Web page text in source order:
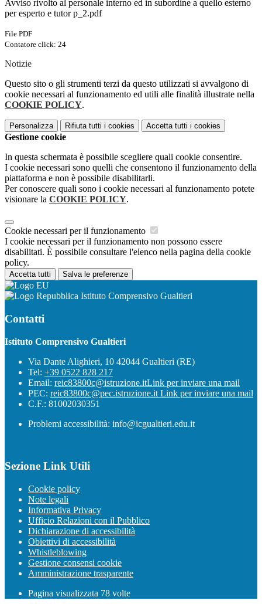
Avviso rivolto al personale interno ed in subordine a quello esterno
per esperto e tutor p_2.pdf
File PDF
Contatore click: 24
Notizie
Questo sito o gli strumenti terzi da questo utilizzati si avvalgono di
cookie necessari al funzionamento ed utili alle finalità illustrate nella
COOKIE POLICY.
Personalizza Rifiuta tutti i cookies Accetta tutti i cookies
Gestione cookie
In questa schermata è possibile scegliere quali cookie consentire.
I cookie necessari sono quelli che consentono il funzionamento della
piattaforma e non è possibile disabilitarli.
Per conoscere quali sono i cookie necessari al funzionamento potete
visionare la COOKIE POLICY.
Cookie necessari per il funzionamento
I cookie necessari per il funzionamento non possono essere
disabilitati. È possibile consultare l'elenco nella pagina della cookie
policy.
Accetta tutti Salva le preferenze
Istituto Comprensivo Gualtieri
Contatti
Istituto Comprensivo Gualtieri
Via Dante Alighieri, 10 42044 Gualtieri (RE)
Tel: +39 0522 828 217
Email: reic83800c@istruzione.itLink per inviare una mail
PEC: reic83800c@pec.istruzione.it Link per inviare una mail
C.F.: 81002030351
Problemi accessibilità: info@icgualtieri.edu.it
Sezione Link Utili
Cookie policy
Note legali
Informativa Privacy
Ufficio Relazioni con il Pubblico
Dichiarazione di accessibilità
Obiettivi di accessibilità
Whistleblowing
Gestione consensi cookie
Amministrazione trasparente
Pagina visualizzata 78 volte